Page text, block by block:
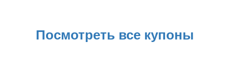
Посмотреть все купоны